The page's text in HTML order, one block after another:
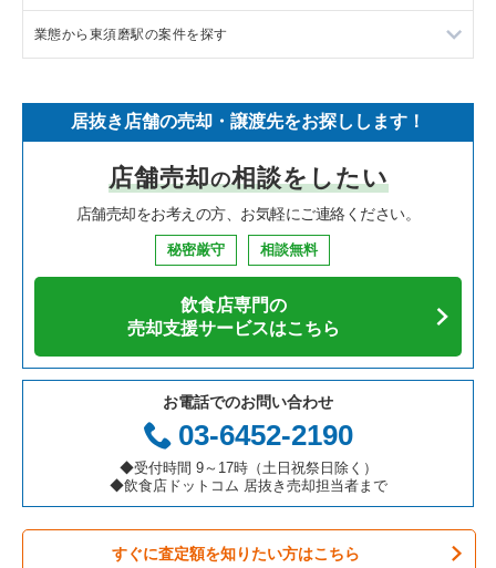
中華の居抜き売却物件の案件一覧
寿司の居抜き売却物件の案件一覧
焼肉の居抜き売却物件の案件一覧
鉄板焼き・お好み焼の居抜き売却物件の案件一覧
カフェの居抜き売却物件の案件一覧
テイクアウトの居抜き売却物件の案件一覧
お弁当・惣菜・デリの居抜き売却物件の案件一覧
カラオケ・パブ・スナックの居抜き売却物件の案件一覧
バーの居抜き売却物件の案件一覧
居酒屋・ダイニングバーの居抜き売却物件の案件一覧
千葉県の飲食店の居抜き売却物件の案件一覧
神奈川県の飲食店の居抜き売却物件の案件一覧
大阪府の飲食店の居抜き売却物件の案件一覧
兵庫県の飲食店の居抜き売却物件の案件一覧
愛知県の飲食店の居抜き売却物件の案件一覧
岐阜県の飲食店の居抜き売却物件の案件一覧
三重県の飲食店の居抜き売却物件の案件一覧
西宮市の飲食店の居抜き売却物件の案件一覧
川西市の飲食店の居抜き売却物件の案件一覧
芦屋市の飲食店の居抜き売却物件の案件一覧
神戸市中央区の飲食店の居抜き売却物件の案件一覧
伊丹市の飲食店の居抜き売却物件の案件一覧
神戸市兵庫区の飲食店の居抜き売却物件の案件一覧
神戸市東灘区の飲食店の居抜き売却物件の案件一覧
明石市の飲食店の居抜き売却物件の案件一覧
神戸市長田区の飲食店の居抜き売却物件の案件一覧
神戸市垂水区の飲食店の居抜き売却物件の案件一覧
兵庫県のラーメンの居抜き売却物件の案件一覧
兵庫県のイタリア料理の居抜き売却物件の案件一覧
兵庫県の中華の居抜き売却物件の案件一覧
兵庫県のそば・うどんの居抜き売却物件の案件一覧
兵庫県の焼肉の居抜き売却物件の案件一覧
兵庫県の鉄板焼き・お好み焼の居抜き売却物件の案件一覧
兵庫県のアジア料理の居抜き売却物件の案件一覧
兵庫県のカフェの居抜き売却物件の案件一覧
兵庫県のテイクアウトの居抜き売却物件の案件一覧
兵庫県のお弁当・惣菜・デリの居抜き売却物件の案件一覧
業態から東須磨駅の案件を探す
覧
居抜き店舗の売却・譲渡先をお探しします！
店舗売却の相談をしたい
店舗売却をお考えの方、お気軽にご連絡ください。
秘密厳守 相談無料
飲食店専門の
売却支援サービスはこちら
お電話でのお問い合わせ
03-6452-2190
◆受付時間 9～17時（土日祝祭日除く）
◆飲食店ドットコム 居抜き売却担当者まで
すぐに査定額を知りたい方はこちら